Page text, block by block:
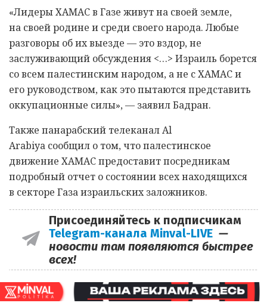
«Лидеры ХАМАС в Газе живут на своей земле,
на своей родине и среди своего народа. Любые
разговоры об их выезде — это вздор, не
заслуживающий обсуждения <…> Израиль борется
со всем палестинским народом, а не с ХАМАС и
его руководством, как это пытаются представить
оккупационные силы», — заявил Бадран.
Также панарабский телеканал Al
Arabiya сообщил о том, что палестинское
движение ХАМАС предоставит посредникам
подробный отчет о состоянии всех находящихся
в секторе Газа израильских заложников.
Присоединяйтесь к подписчикам
Telegram-канала Minval-LIVE —
новости там появляются быстрее
всех!